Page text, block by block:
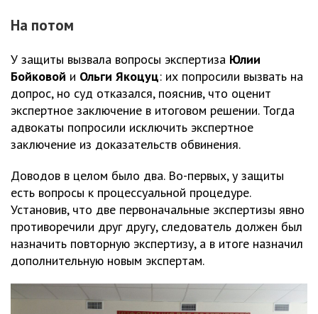
На потом
У защиты вызвала вопросы экспертиза Юлии
Бойковой и Ольги Якоцуц: их попросили вызвать на
допрос, но суд отказался, пояснив, что оценит
экспертное заключение в итоговом решении. Тогда
адвокаты попросили исключить экспертное
заключение из доказательств обвинения.
Доводов в целом было два. Во-первых, у защиты
есть вопросы к процессуальной процедуре.
Установив, что две первоначальные экспертизы явно
противоречили друг другу, следователь должен был
назначить повторную экспертизу, а в итоге назначил
дополнительную новым экспертам.